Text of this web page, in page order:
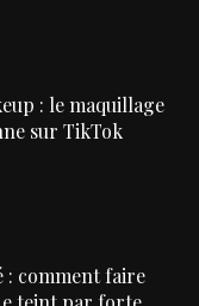
: le maquillage
sur TikTok
: comment faire